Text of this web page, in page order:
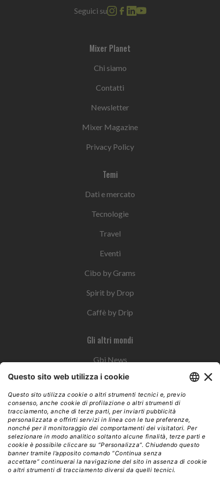
Seguici su
Mixer Planet
Chi siamo
Contatti
Newsletter
Mixer Magazine
Privacy Policy
Temi
Dati e mercato
Tecnologie
Travel
Eventi
Cibo by Grams
Spirit by Drop
Caffè by Drip
Gli altri mondi
Gbi News
Instoremag
Esplora il gruppo
Edra Edizioni
Edizioni LSWR
LSWR Group